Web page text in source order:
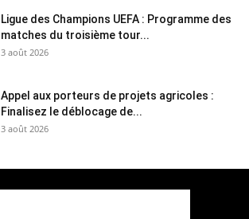
Ligue des Champions UEFA : Programme des
matches du troisième tour...
3 août 2026
Appel aux porteurs de projets agricoles :
Finalisez le déblocage de...
3 août 2026